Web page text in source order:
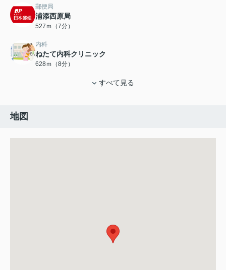
郵便局
浦添西原局
527ｍ（7分）
内科
ねたて内科クリニック
628ｍ（8分）
すべて見る
地図